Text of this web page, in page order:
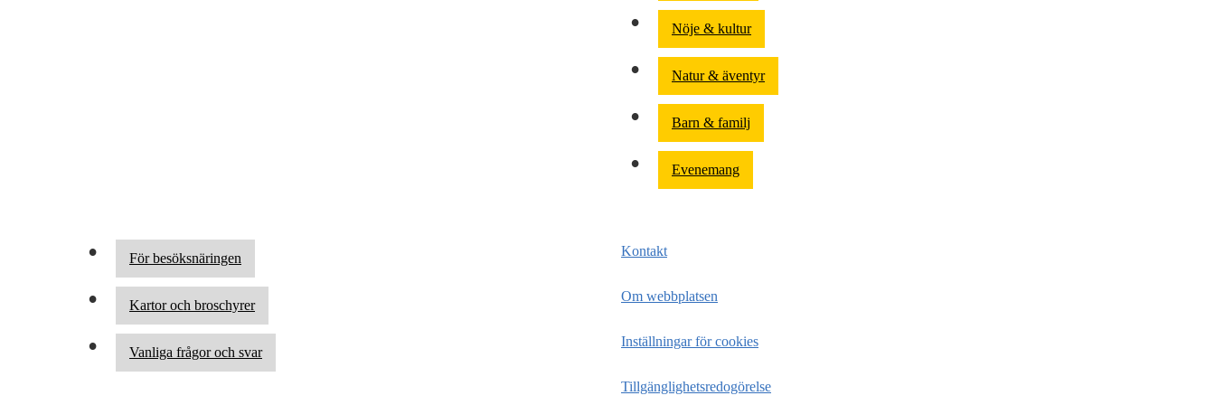
Nöje & kultur
Natur & äventyr
Barn & familj
Evenemang
För besöksnäringen
Kartor och broschyrer
Vanliga frågor och svar
Kontakt
Om webbplatsen
Inställningar för cookies
Tillgänglighetsredogörelse